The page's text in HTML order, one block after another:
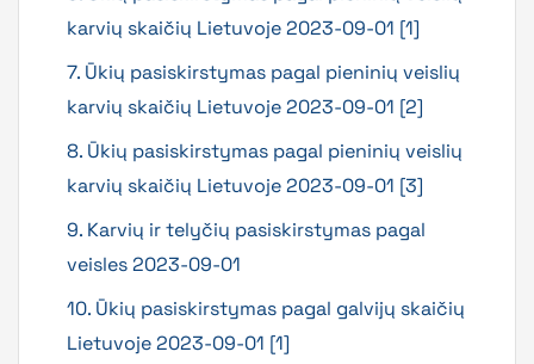
karvių skaičių Lietuvoje 2023-09-01 [1]
7. Ūkių pasiskirstymas pagal pieninių veislių
karvių skaičių Lietuvoje 2023-09-01 [2]
8. Ūkių pasiskirstymas pagal pieninių veislių
karvių skaičių Lietuvoje 2023-09-01 [3]
9. Karvių ir telyčių pasiskirstymas pagal
veisles 2023-09-01
10. Ūkių pasiskirstymas pagal galvijų skaičių
Lietuvoje 2023-09-01 [1]